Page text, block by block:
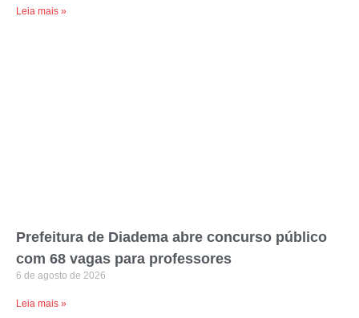
Leia mais »
Prefeitura de Diadema abre concurso público
com 68 vagas para professores
6 de agosto de 2026
Leia mais »